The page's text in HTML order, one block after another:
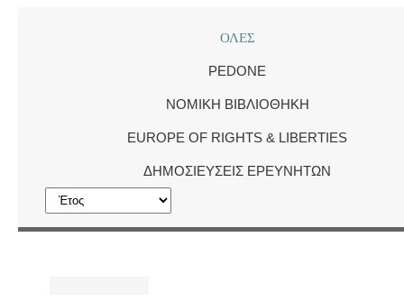
ΟΛΕΣ
PEDONE
ΝΟΜΙΚΉ ΒΙΒΛΙΟΘΉΚΗ
EUROPE OF RIGHTS & LIBERTIES
ΔΗΜΟΣΙΕΎΣΕΙΣ ΕΡΕΥΝΗΤΏΝ